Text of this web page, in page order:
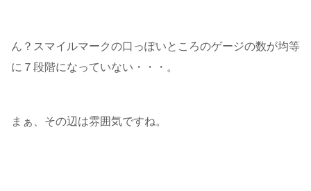
ん？スマイルマークの口っぽいところのゲージの数が均等
に７段階になっていない・・・。
まぁ、その辺は雰囲気ですね。